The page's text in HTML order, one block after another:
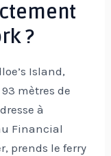
?
Island,
mètres de
à
Financial
prends le ferry